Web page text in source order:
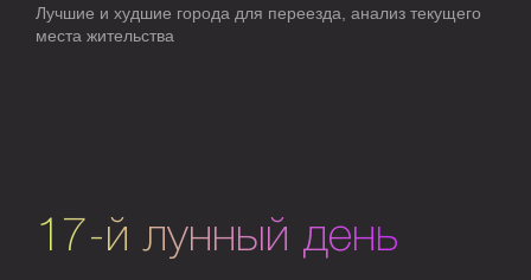
Лучшие и худшие города для переезда, анализ текущего
места жительства
17-й лунный день